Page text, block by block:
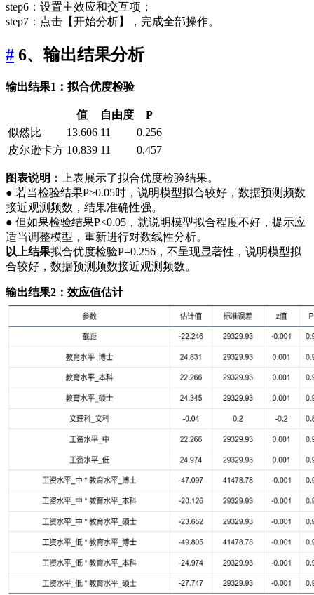
step6：设置主效应和交互项；
step7：点击【开始分析】，完成全部操作。
# 6、输出结果分析
输出结果1：拟合优度检验
值 自由度
P
似然比
13.606 11
0.256
皮尔逊卡方 10.839 11 0.457
图表说明 ：上表展示了拟合优度检验结果。
● 若当检验结果P≥0.05时，说明模型拟合较好，数据预测频数
接近观测频数，结果准确性强。
● 但如果检验结果P<0.05，就说明模型拟合程度不好，提示应
适当调整模型，重新进行对数线性分析。
以上结果拟合优度检验P=0.256，不呈现显著性，说明模型拟
合较好，数据预测频数接近观测频数。
输出结果2：效应值估计